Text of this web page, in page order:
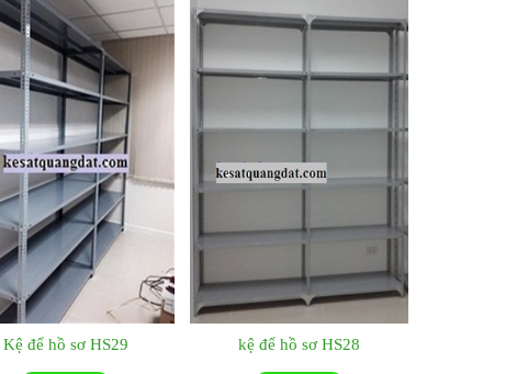
Kệ để hồ sơ HS29 kệ để hồ sơ HS28